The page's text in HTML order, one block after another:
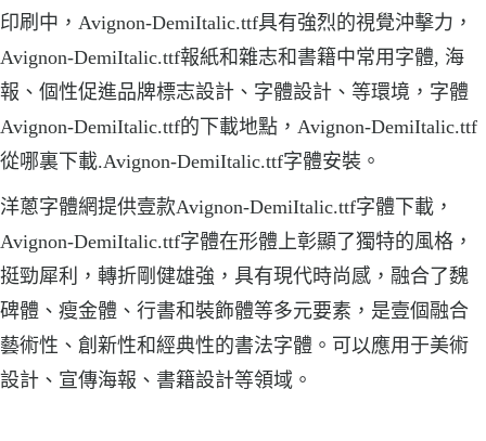
印刷中，Avignon-DemiItalic.ttf具有強烈的視覺沖擊力，
Avignon-DemiItalic.ttf報紙和雜志和書籍中常用字體, 海
報、個性促進品牌標志設計、字體設計、等環境，字體
Avignon-DemiItalic.ttf的下載地點，Avignon-DemiItalic.ttf
從哪裏下載.Avignon-DemiItalic.ttf字體安裝。
洋蔥字體網提供壹款Avignon-DemiItalic.ttf字體下載，
Avignon-DemiItalic.ttf字體在形體上彰顯了獨特的風格，
挺勁犀利，轉折剛健雄強，具有現代時尚感，融合了魏
碑體、瘦金體、行書和裝飾體等多元要素，是壹個融合
藝術性、創新性和經典性的書法字體。可以應用于美術
設計、宣傳海報、書籍設計等領域。